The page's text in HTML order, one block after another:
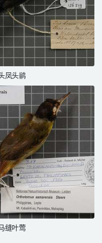
凤头鹟
缝叶莺